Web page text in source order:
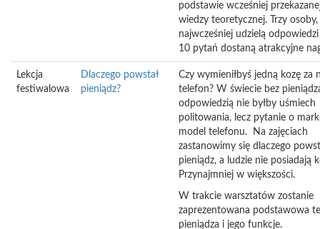
podstawie wcześniej
wiedzy teoretycznej. Trzy
najwcześniej udzielą
10 pytań dostaną atrakcyjne
Lekcja
festiwalowa
Dlaczego powstał
pieniądz?
Czy wymieniłbyś jedną kozę za
telefon? W świecie bez
odpowiedzią nie byłby uśmiech
politowania, lecz pytanie o
model telefonu. Na zajęciach
zastanowimy się dlaczego
pieniądz, a ludzie nie posiadają
Przynajmniej w większości.
W trakcie warsztatów zostanie
zaprezentowana podstawowa
pieniądza i jego funkcje.